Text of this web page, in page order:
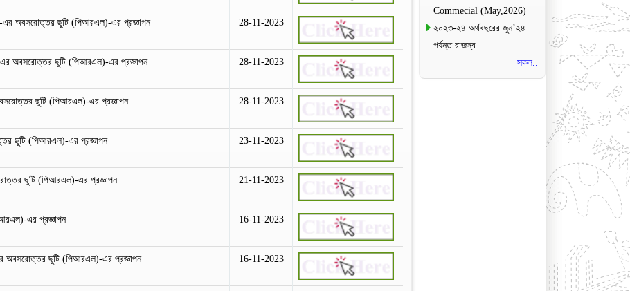
-এর অবসরোত্তর ছুটি (পিআরএল)-এর প্রজ্ঞাপন 28-11-2023
-এর অবসরোত্তর ছুটি (পিআরএল)-এর প্রজ্ঞাপন 28-11-2023
ছুটি (পিআরএল)-এর প্রজ্ঞাপন 28-11-2023
ছুটি (পিআরএল)-এর প্রজ্ঞাপন 23-11-2023
ছুটি (পিআরএল)-এর প্রজ্ঞাপন 21-11-2023
এর প্রজ্ঞাপন 16-11-2023
অবসরোত্তর ছুটি (পিআরএল)-এর প্রজ্ঞাপন 16-11-2023
Commecial (May,2026)
২০২৩-২৪ অর্থবছরের জুন’২৪
পর্যন্ত রাজস্ব…
সকল..